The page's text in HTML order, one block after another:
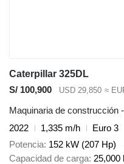
Caterpillar 325DL
S/ 100,900
USD 29,850 ≈
Maquinaria de construcción
2022
1,335 m/h
Euro 3
Potencia 152 kW (207 Hp)
Capacidad de carga 25,000